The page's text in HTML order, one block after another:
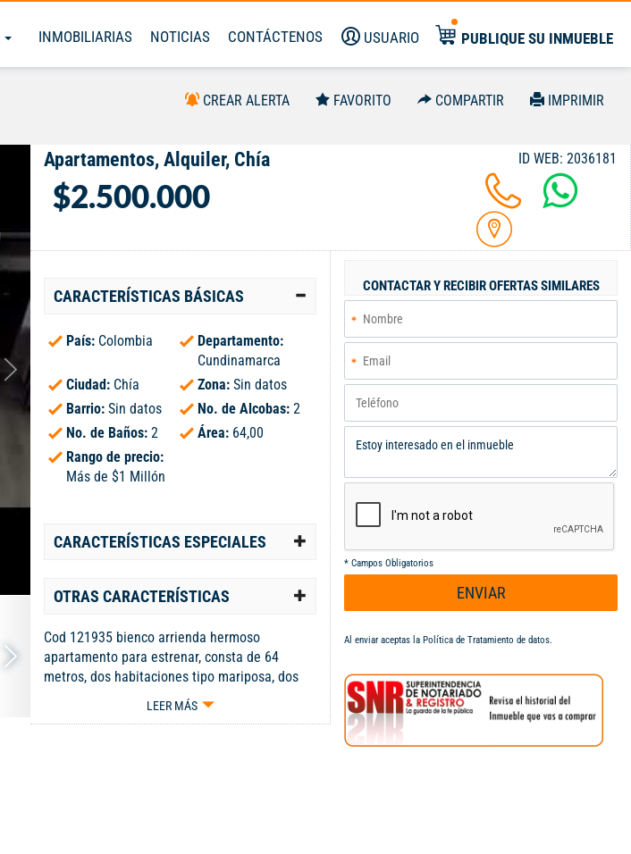
INMOBILIARIAS NOTICIAS CONTÁCTENOS USUARIO PUBLIQUE SU INMUEBLE
CREAR ALERTA FAVORITO COMPARTIR IMPRIMIR
Apartamentos, Alquiler, Chía
$2.500.000
ID WEB: 2036181
CARACTERÍSTICAS BÁSICAS
País: Colombia
Departamento:
Cundinamarca
Ciudad: Chía Zona: Sin datos
Barrio: Sin datos No. de Alcobas: 2
No. de Baños: 2 Área: 64,00
Rango de precio:
Más de $1 Millón
CARACTERÍSTICAS ESPECIALES
OTRAS CARACTERÍSTICAS
Cod 121935 bienco arrienda hermoso
apartamento para estrenar, consta de 64
metros, dos habitaciones tipo mariposa, dos
baños con acabados, cocina completamente
integral, sala comedor amplia con balcon,
LEER MÁS
CONTACTAR Y RECIBIR OFERTAS SIMILARES
* Campos Obligatorios
ENVIAR
Al enviar aceptas la Política de Tratamiento de datos.